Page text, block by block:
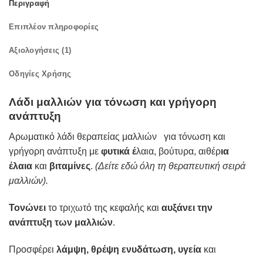
Περιγραφή
Επιπλέον πληροφορίες
Αξιολογήσεις (1)
Οδηγίες Χρήσης
Λάδι μαλλιών για τόνωση και γρήγορη
ανάπτυξη
Αρωματικό λάδι θεραπείας μαλλιών
για τόνωση και
γρήγορη ανάπτυξη με φυτικά έλαια, βούτυρα, αιθέρια
έλαια και βιταμίνες. (Δείτε εδώ όλη τη θεραπευτική σειρά
μαλλιών).
Τονώνει το τριχωτό της κεφαλής και αυξάνει την
ανάπτυξη των μαλλιών.
Προσφέρει λάμψη, θρέψη ενυδάτωση, υγεία και